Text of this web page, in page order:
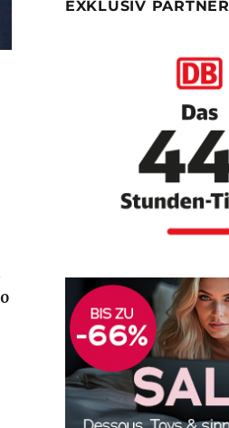
Bewertung“
EXKLUSIV PARTNER